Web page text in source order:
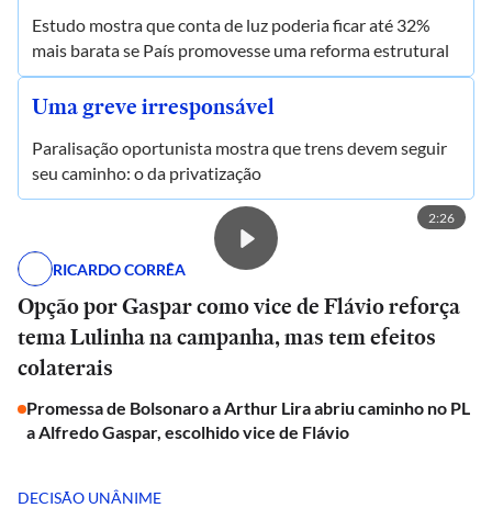
Estudo mostra que conta de luz poderia ficar até 32%
mais barata se País promovesse uma reforma estrutural
Uma greve irresponsável
Paralisação oportunista mostra que trens devem seguir
seu caminho: o da privatização
2:26
RICARDO CORRÊA
Opção por Gaspar como vice de Flávio reforça
tema Lulinha na campanha, mas tem efeitos
colaterais
Promessa de Bolsonaro a Arthur Lira abriu caminho no PL
a Alfredo Gaspar, escolhido vice de Flávio
DECISÃO UNÂNIME